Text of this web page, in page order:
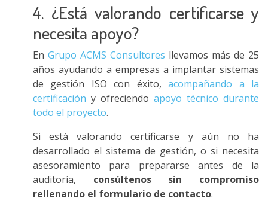
4. ¿Está valorando certificarse y
necesita apoyo?
En Grupo ACMS Consultores llevamos más de 25
años ayudando a empresas a implantar sistemas
de gestión ISO con éxito,acompañando a la
certificación y ofreciendo apoyo técnico durante
todo el proyecto.
Si está valorando certificarse y aún no ha
desarrollado el sistema de gestión, o si necesita
asesoramiento para prepararse antes de la
auditoría, consúltenos sin compromiso
rellenando el formulario de contacto.